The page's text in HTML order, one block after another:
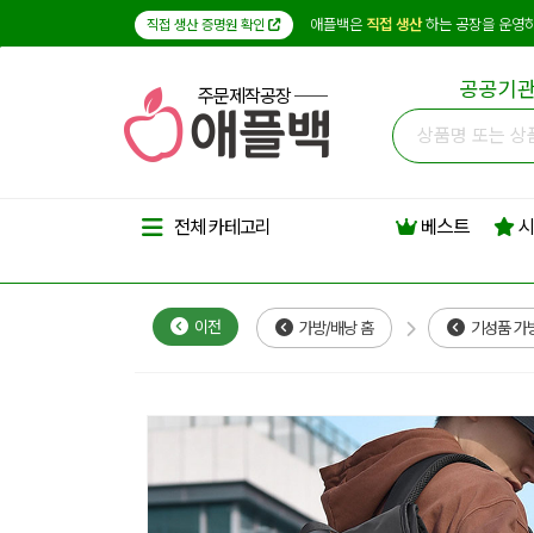
직접 생산 증명원 확인 애플백은 직접 생산하는 공장을 운영
주문제작공장 공공기
전체 카테고리 베스트
이전 가방/배낭 홈 기성품 가